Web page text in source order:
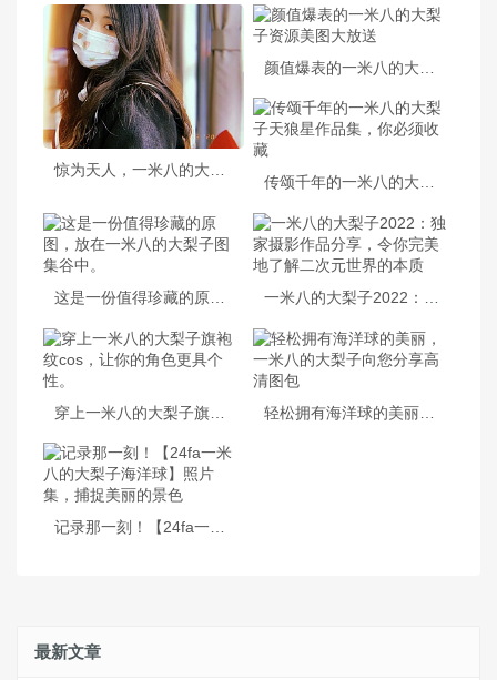
传颂千年的一米八的大梨子天狼星作品集，你必须收藏
这是一份值得珍藏的原图，放在一米八的大梨子图集谷中。
穿上一米八的大梨子旗袍纹cos，让你的角色更具个性。 轻松拥有海洋球的美丽，一米八的大梨子向您分享高清图包
记录那一刻！【24fa一米八的大梨子海洋球】照片集，捕捉美丽的景色
最新文章